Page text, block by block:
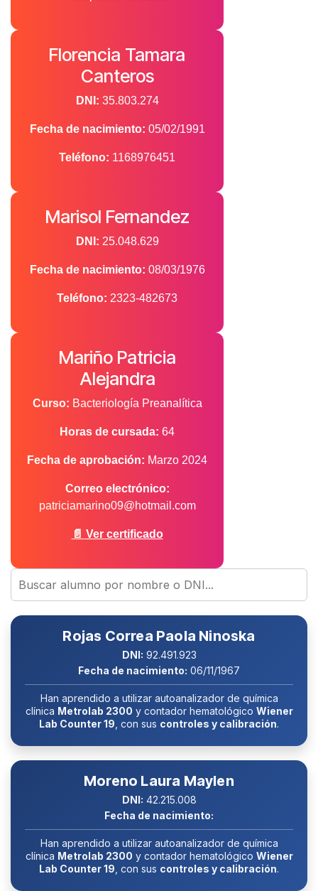
Florencia Tamara
Canteros
DNI: 35.803.274
Fecha de nacimiento: 05/02/1991
Teléfono: 1168976451
Marisol Fernandez
DNI: 25.048.629
Fecha de nacimiento: 08/03/1976
Teléfono: 2323-482673
Mariño Patricia
Alejandra
Curso: Bacteriología Preanalítica
Horas de cursada: 64
Fecha de aprobación: Marzo 2024
Correo electrónico:
patriciamarino09@hotmail.com
📄 Ver certificado
Rojas Correa Paola Ninoska
DNI: 92.491.923
Fecha de nacimiento: 06/11/1967
Han aprendido a utilizar autoanalizador de química
clínica Metrolab 2300 y contador hematológico Wiener
Lab Counter 19 , con sus controles y calibración.
Moreno Laura Maylen
DNI: 42.215.008
Fecha de nacimiento:
Han aprendido a utilizar autoanalizador de química
clínica Metrolab 2300 y contador hematológico Wiener
Lab Counter 19 , con sus controles y calibración.